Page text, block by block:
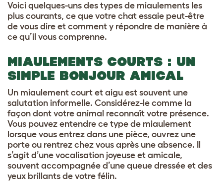
Voici quelques-uns des types de miaulements les
plus courants, ce que votre chat essaie peut-être
de vous dire et comment y répondre de manière à
ce qu’il vous comprenne.
MIAULEMENTS COURTS : UN
SIMPLE BONJOUR AMICAL
Un miaulement court et aigu est souvent une
salutation informelle. Considérez-le comme la
façon dont votre animal reconnaît votre présence.
Vous pouvez entendre ce type de miaulement
lorsque vous entrez dans une pièce, ouvrez une
porte ou rentrez chez vous après une absence. Il
s’agit d’une vocalisation joyeuse et amicale,
souvent accompagnée d’une queue dressée et des
yeux brillants de votre félin.